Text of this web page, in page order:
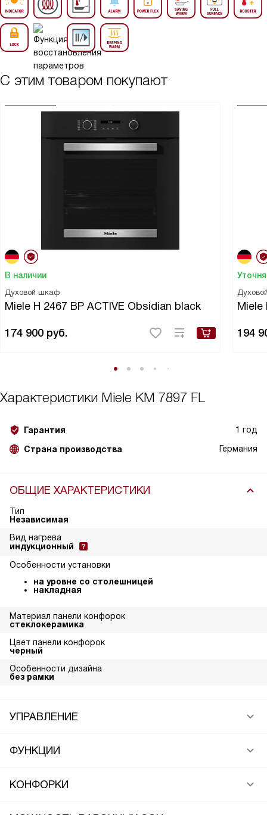
С этим товаром покупают
В наличии
Духовой шкаф
Miele H 2467 BP ACTIVE Obsidian black
174 900 руб.
Miele
194
Характеристики Miele KM 7897 FL
Гарантия 1 год
Страна производства Германия
ОБЩИЕ ХАРАКТЕРИСТИКИ
Тип
Независимая
Вид нагрева
индукционный
Особенности установки
на уровне со столешницей
накладная
Материал панели конфорок
стеклокерамика
Цвет панели конфорок
черный
Особенности дизайна
без рамки
УПРАВЛЕНИЕ
ФУНКЦИИ
КОНФОРКИ